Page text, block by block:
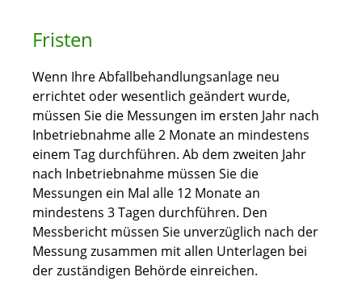
Fristen
Wenn Ihre Abfallbehandlungsanlage neu
errichtet oder wesentlich geändert wurde,
müssen Sie die Messungen im ersten Jahr nach
Inbetriebnahme alle 2 Monate an mindestens
einem Tag durchführen. Ab dem zweiten Jahr
nach Inbetriebnahme müssen Sie die
Messungen ein Mal alle 12 Monate an
mindestens 3 Tagen durchführen. Den
Messbericht müssen Sie unverzüglich nach der
Messung zusammen mit allen Unterlagen bei
der zuständigen Behörde einreichen.